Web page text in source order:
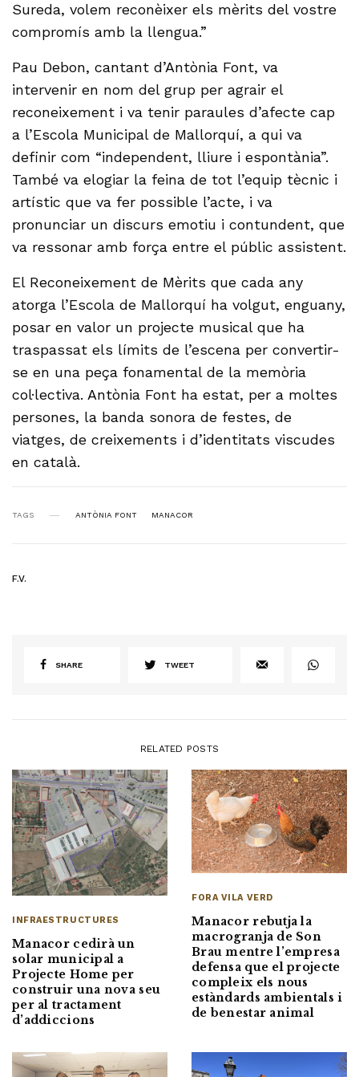
Sureda, volem reconèixer els mèrits del vostre
compromís amb la llengua.”
Pau Debon, cantant d’Antònia Font, va
intervenir en nom del grup per agrair el
reconeixement i va tenir paraules d’afecte cap
a l’Escola Municipal de Mallorquí, a qui va
definir com “independent, lliure i espontània”.
També va elogiar la feina de tot l’equip tècnic i
artístic que va fer possible l’acte, i va
pronunciar un discurs emotiu i contundent, que
va ressonar amb força entre el públic assistent.
El Reconeixement de Mèrits que cada any
atorga l’Escola de Mallorquí ha volgut, enguany,
posar en valor un projecte musical que ha
traspassat els límits de l’escena per convertir-
se en una peça fonamental de la memòria
col·lectiva. Antònia Font ha estat, per a moltes
persones, la banda sonora de festes, de
viatges, de creixements i d’identitats viscudes
en català.
TAGS ANTÒNIA FONT MANACOR
F.V.
SHARE TWEET
RELATED POSTS
INFRAESTRUCTURES
Manacor cedirà un
solar municipal a
Projecte Home per
construir una nova seu
per al tractament
d’addiccions
FORA VILA VERD
Manacor rebutja la
macrogranja de Son
Brau mentre l’empresa
defensa que el projecte
compleix els nous
estàndards ambientals i
de benestar animal